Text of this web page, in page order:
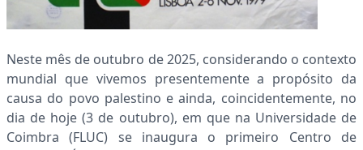
Neste mês de outubro de 2025, considerando o contexto
mundial que vivemos presentemente a propósito da
causa do povo palestino e ainda, coincidentemente, no
dia de hoje (3 de outubro), em que na Universidade de
Coimbra (FLUC) se inaugura o primeiro Centro de